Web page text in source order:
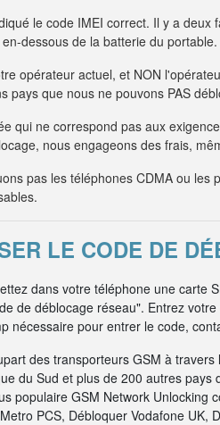
le code IMEI correct. Il y a
dessous de la batterie du
opérateur actuel, et NON
pays que nous ne pouvons PAS
qui ne correspond pas aux
nous engageons des frais,
pas les téléphones CDMA ou
LE CODE DE
dans votre téléphone une
de déblocage réseau". Entrez
nécessaire pour entrer le code,
des transporteurs GSM à
du Sud et plus de 200 autres
populaire GSM Network Unlocking
PCS, Débloquer Vodafone UK,